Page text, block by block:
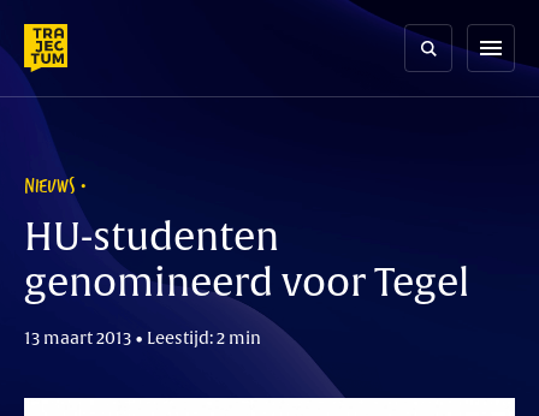
content
menu
NIEUWS
HU-studenten
genomineerd voor Tegel
13 maart 2013 • Leestijd: 2 min